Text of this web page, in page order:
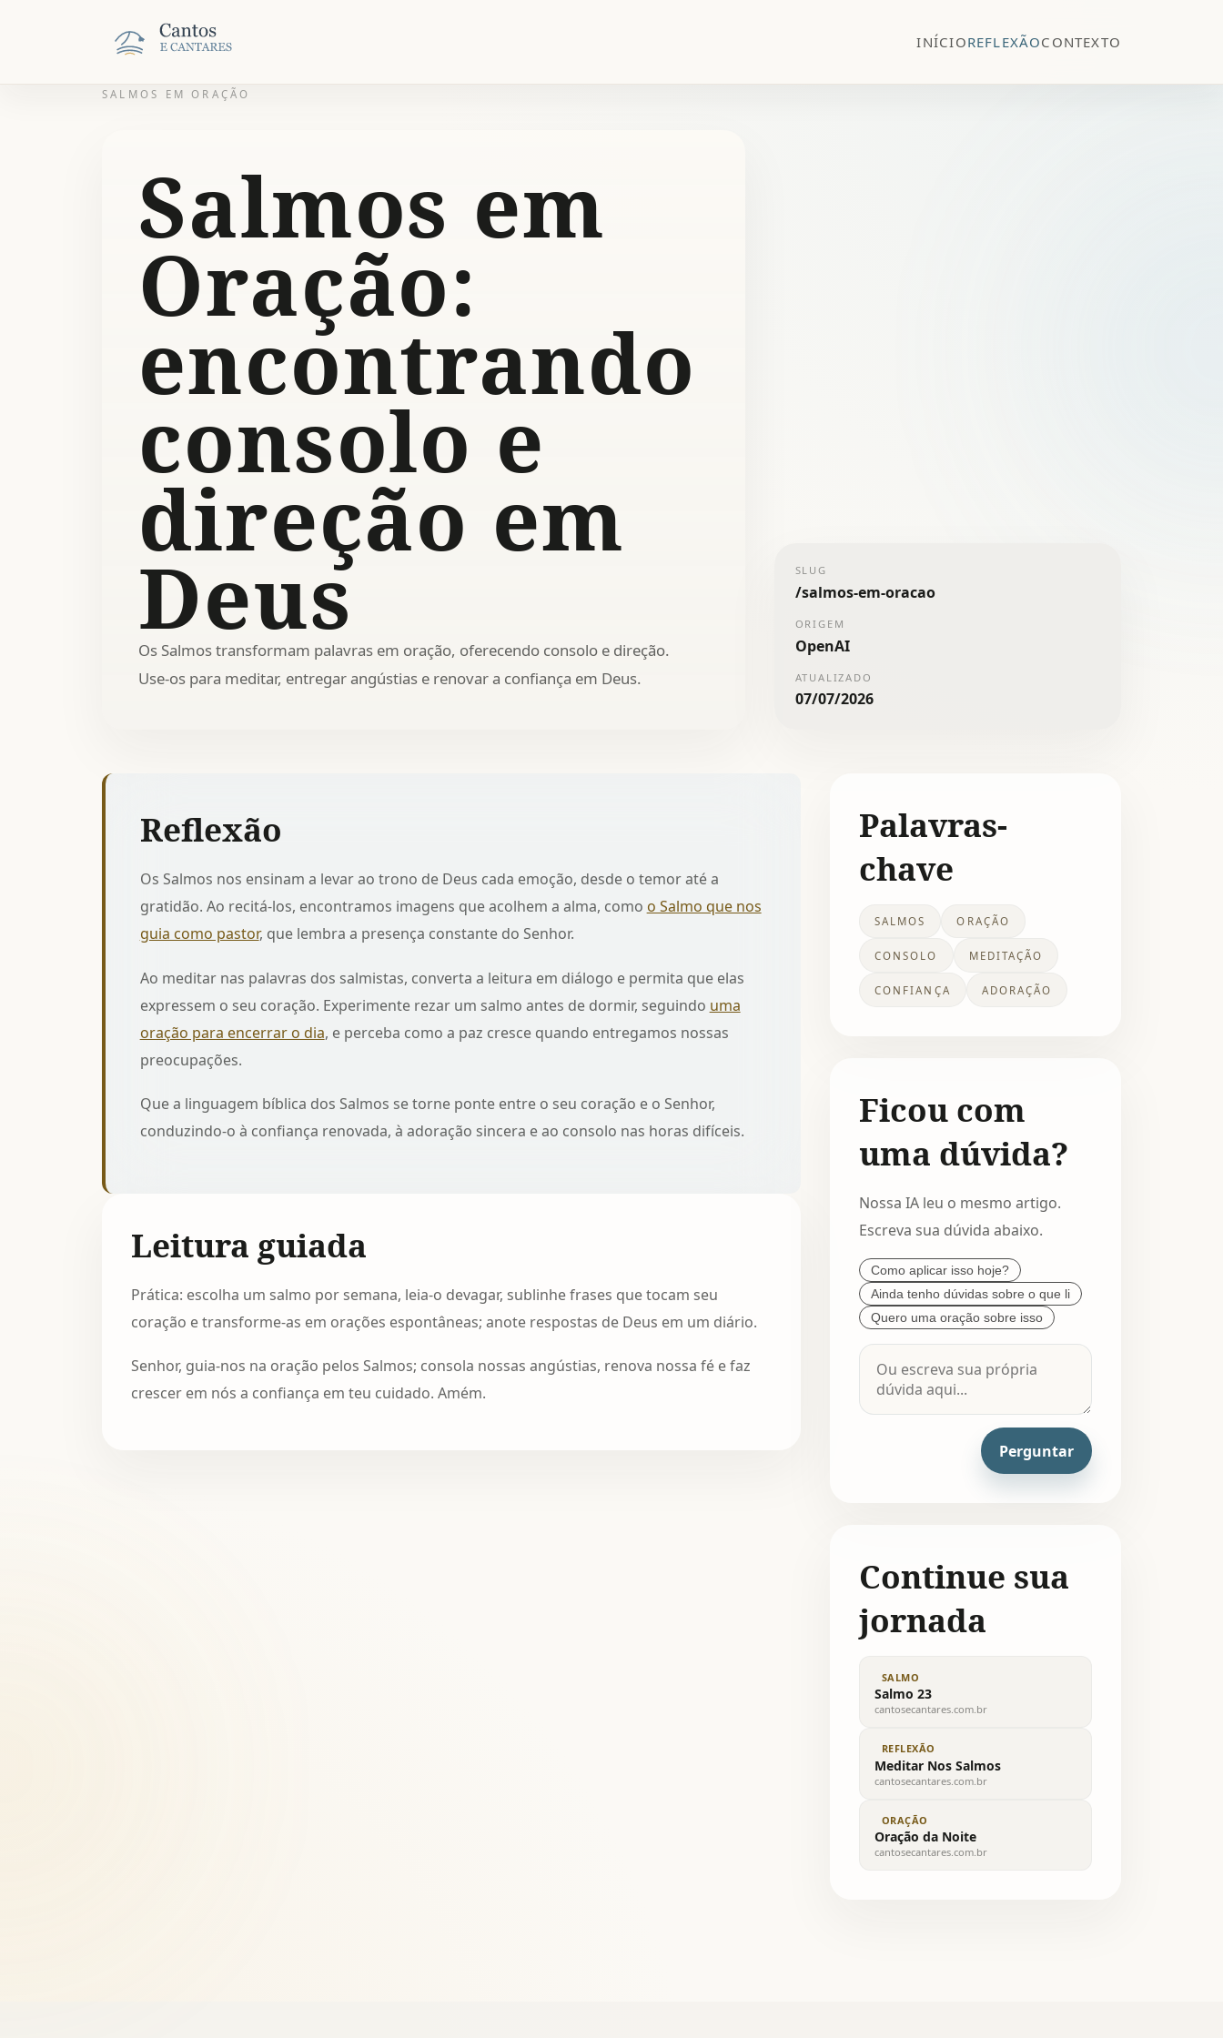
INÍCIOREFLEXÃOCONTEXTO
SALMOS EM ORAÇÃO
Salmos em
Oração:
encontrando
consolo e
direção em
Deus
Os Salmos transformam palavras em oração, oferecendo consolo e direção.
Use-os para meditar, entregar angústias e renovar a confiança em Deus.
SLUG
/salmos-em-oracao
ORIGEM
OpenAI
ATUALIZADO
07/07/2026
Reflexão
Os Salmos nos ensinam a levar ao trono de Deus cada emoção, desde o temor até a
gratidão. Ao recitá-los, encontramos imagens que acolhem a alma, como o Salmo que nos
guia como pastor, que lembra a presença constante do Senhor.
Ao meditar nas palavras dos salmistas, converta a leitura em diálogo e permita que elas
expressem o seu coração. Experimente rezar um salmo antes de dormir, seguindo uma
oração para encerrar o dia, e perceba como a paz cresce quando entregamos nossas
preocupações.
Que a linguagem bíblica dos Salmos se torne ponte entre o seu coração e o Senhor,
conduzindo-o à confiança renovada, à adoração sincera e ao consolo nas horas difíceis.
Leitura guiada
Prática: escolha um salmo por semana, leia-o devagar, sublinhe frases que tocam seu
coração e transforme-as em orações espontâneas; anote respostas de Deus em um diário.
Senhor, guia-nos na oração pelos Salmos; consola nossas angústias, renova nossa fé e faz
crescer em nós a confiança em teu cuidado. Amém.
Palavras-
chave
SALMOS ORAÇÃO
CONSOLO MEDITAÇÃO
CONFIANÇA ADORAÇÃO
Ficou com
uma dúvida?
Nossa IA leu o mesmo artigo.
Escreva sua dúvida abaixo.
Como aplicar isso hoje?
Ainda tenho dúvidas sobre o que li
Quero uma oração sobre isso
Perguntar
Continue sua
jornada
SALMO
Salmo 23
cantosecantares.com.br
REFLEXÃO
Meditar Nos Salmos
cantosecantares.com.br
ORAÇÃO
Oração da Noite
cantosecantares.com.br